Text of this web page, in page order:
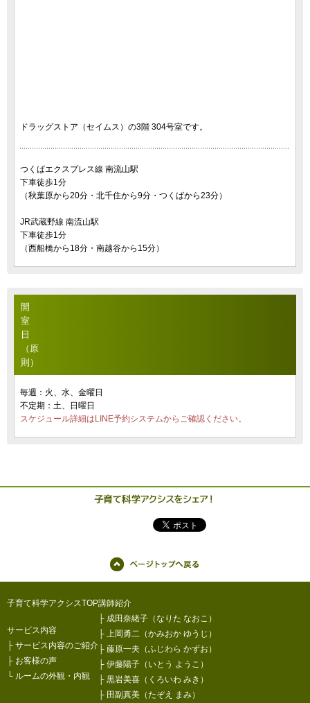
ドラッグストア（セイムス）の3階 304号室です。
つくばエクスプレス線 南流山駅
下車徒歩1分
（秋葉原から20分・北千住から9分・つくばから23分）
JR武蔵野線 南流山駅
下車徒歩1分
（西船橋から18分・南越谷から15分）
開
室
日
（原
則）
毎週：火、水、金曜日
不定期：土、日曜日
スケジュール詳細はLINE予約システムからご確認ください。
子育て科学アクシスTOP
サービス内容
├ サービス内容のご紹介
├ お客様の声
└ ルームの外観・内観
講師紹介
├ 成田奈緒子（なりた なおこ）
├
上岡勇二（かみおか ゆうじ）
├ 藤原一夫（ふじわら かずお）
├ 伊藤陽子（いとう ようこ）
├ 黒岩美喜（くろいわ みき）
├ 田副真美（たぞえ まみ）